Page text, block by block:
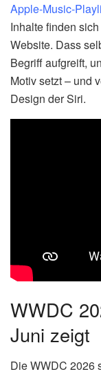
Apple-Music-
Inhalte finden
Website. Dass
Begriff aufgreift,
Motiv setzt – und
Design der Siri.
WWDC
Juni zeigt
Die WWDC 2026